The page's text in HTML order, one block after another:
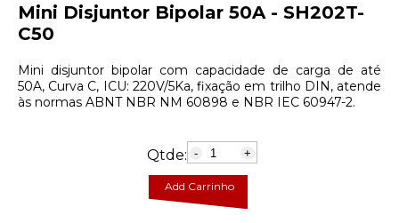
Mini Disjuntor Bipolar 50A - SH202T-
C50
Mini disjuntor bipolar com capacidade de carga de até
50A, Curva C, ICU: 220V/5Ka, fixação em trilho DIN, atende
às normas ABNT NBR NM 60898 e NBR IEC 60947-2.
Qtde: - +
Add Carrinho